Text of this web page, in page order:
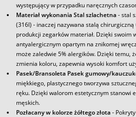
występujący w przypadku naręcznych
Materiał wykonania Stal szlachetna - stal
(316l) - inaczej nazywana stalą
produkcji zegarków materiał. Dzięki swoim
antyalergicznym opartym na znikomej
może zaledwie 5% alergików. Dzięki temu,
zmienia koloru, zapewnia wysoki komfort
Pasek/Bransoleta Pasek gumowy/
miękkiego, plastycznego tworzywa
ręku. Dzięki walorom estetycznym stanowi
męskich.
Pozłacany w kolorze żółtego złota -